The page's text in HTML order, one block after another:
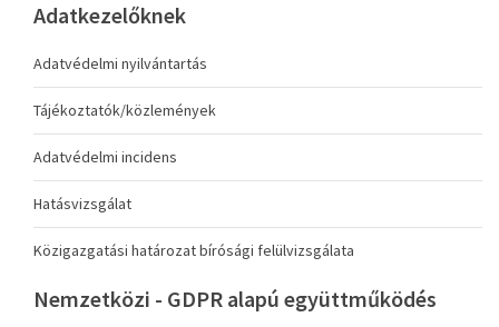
Adatkezelőknek
Adatvédelmi nyilvántartás
Tájékoztatók/közlemények
Adatvédelmi incidens
Hatásvizsgálat
Közigazgatási határozat bírósági felülvizsgálata
Nemzetközi - GDPR alapú együttműködés